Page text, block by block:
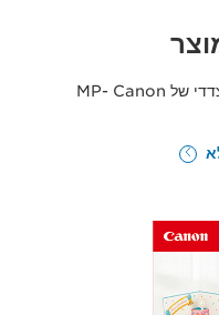
קבל מידע נוסף על נייר מט דו-צדדי של Canon ‏MP-